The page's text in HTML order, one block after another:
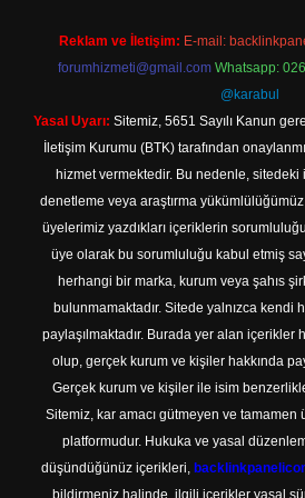
Reklam ve İletişim: E-mail:
forumhizmeti@gmail.com Whatsapp:
@karabul
Yasal Uyarı: Sitemiz, 5651 Sayılı Kanun
İletişim Kurumu (BTK) tarafından
hizmet vermektedir. Bu nedenle,
denetleme veya araştırma
üyelerimiz yazdıkları içeriklerin
üye olarak bu sorumluluğu kabul etmiş
herhangi bir marka, kurum veya şahıs
bulunmamaktadır. Sitede yalnızca kendi
paylaşılmaktadır. Burada yer alan içerikler
olup, gerçek kurum ve kişiler hakkında
Gerçek kurum ve kişiler ile isim
Sitemiz, kar amacı gütmeyen ve tamamen
platformudur. Hukuka ve yasal
düşündüğünüz içerikleri,
bildirmeniz halinde, ilgili içerikler yasal